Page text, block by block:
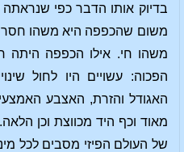
בדיוק אותו הדבר כפי
משום שהכפפה היא משהו חסר
משהו חי. אילו הכפפה היתה
הפכוה: עשויים היו לחול
האגודל והזרת, האצבע
מאוד וכף היד מכווצת וכן
של העולם הפיזי מסבים לכל